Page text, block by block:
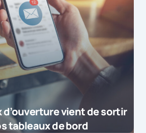
d’ouverture vient de sortir
tableaux de bord